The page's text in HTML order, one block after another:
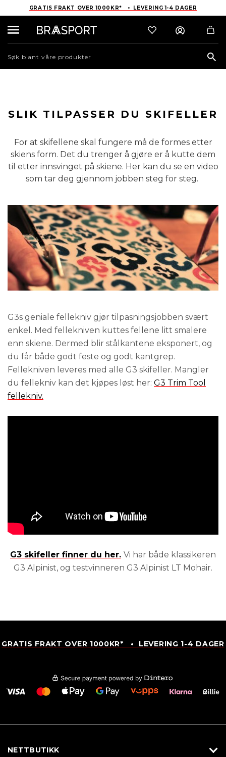
GRATIS FRAKT OVER 1000KR* • LEVERING 1-4 DAGER
SLIK TILPASSER DU SKIFELLER
For at skifellene skal fungere må de formes etter
skiens form. Det du trenger å gjøre er å kutte dem
til etter innsvinget på skiene. Her kan du se en video
som tar deg gjennom jobben steg for steg.
G3s geniale fellekniv gjør tilpasningsjobben svært
enkel. Med fellekniven kuttes fellene litt smalere
enn skiene. Dermed blir stålkantene eksponert, og
du får både godt feste og godt kantgrep.
Fellekniven leveres med alle G3 skifeller. Mangler
du fellekniv kan det kjøpes løst her: G3 Trim Tool
fellekniv.
G3 skifeller finner du her. Vi har både klassikeren
G3 Alpinist, og testvinneren G3 Alpinist LT Mohair.
GRATIS FRAKT OVER 1000KR* • LEVERING 1-4 DAGER
NETTBUTIKK